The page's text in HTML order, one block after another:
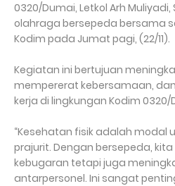
0320/Dumai, Letkol Arh
olahraga bersepeda bersama
Kodim pada Jumat pagi, (22/11).
Kegiatan ini bertujuan
mempererat kebersamaan,
kerja di lingkungan Kodim 0320/
“Kesehatan fisik adalah modal
prajurit. Dengan bersepeda,
kebugaran tetapi juga
antarpersonel. Ini sangat